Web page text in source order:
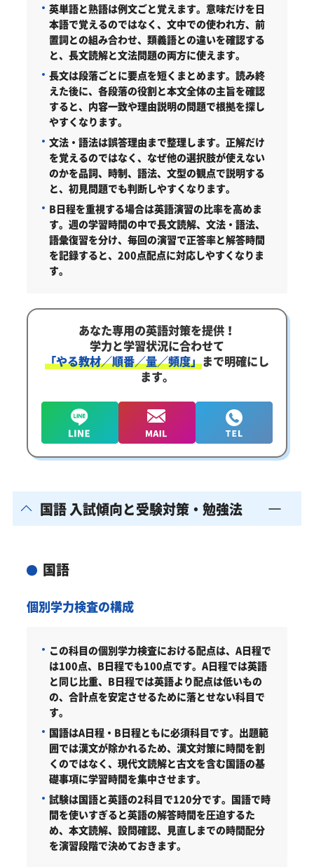
英単語と熟語は例文ごと覚えます。 意味だけを日
本語で覚えるのではなく、文中での使われ方、前
置詞との組み合わせ、類義語との違いを確認する
と、長文読解と文法問題の両方に使えます。
長文は段落ごとに要点を短くまとめます。 読み終
えた後に、各段落の役割と本文全体の主旨を確認
すると、内容一致や理由説明の問題で根拠を探し
やすくなります。
文法・語法は誤答理由まで整理します。 正解だけ
を覚えるのではなく、なぜ他の選択肢が使えない
のかを品詞、時制、語法、文型の観点で説明する
と、初見問題でも判断しやすくなります。
B日程を重視する場合は英語演習の比率を高めま
す。 週の学習時間の中で長文読解、文法・語法、
語彙復習を分け、毎回の演習で正答率と解答時間
を記録すると、200点配点に対応しやすくなりま
す。
あなた専用の英語対策を提供！
学力と学習状況に合わせて
「やる教材／順番／量／頻度」まで明確にし
ます。
国語 入試傾向と受験対策・勉強法
国語
個別学力検査の構成
この科目の個別学力検査における配点は、A日程で
は100点、B日程でも100点です。A日程では英語
と同じ比重、B日程では英語より配点は低いもの
の、合計点を安定させるために落とせない科目で
す。
国語はA日程・B日程ともに必須科目です。出題範
囲では漢文が除かれるため、漢文対策に時間を割
くのではなく、現代文読解と古文を含む国語の基
礎事項に学習時間を集中させます。
試験は国語と英語の2科目で120分です。国語で時
間を使いすぎると英語の解答時間を圧迫するた
め、本文読解、設問確認、見直しまでの時間配分
を演習段階で決めておきます。